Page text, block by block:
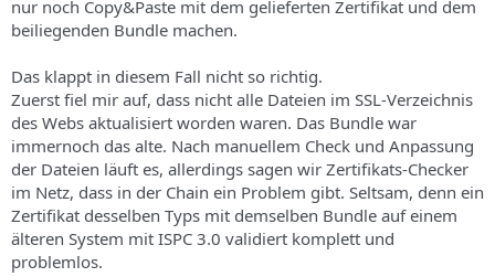
nur noch Copy&Paste mit dem gelieferten Zertifikat und dem
beiliegenden Bundle machen.
Das klappt in diesem Fall nicht so richtig.
Zuerst fiel mir auf, dass nicht alle Dateien im SSL-Verzeichnis
des Webs aktualisiert worden waren. Das Bundle war
immernoch das alte. Nach manuellem Check und Anpassung
der Dateien läuft es, allerdings sagen wir Zertifikats-Checker
im Netz, dass in der Chain ein Problem gibt. Seltsam, denn ein
Zertifikat desselben Typs mit demselben Bundle auf einem
älteren System mit ISPC 3.0 validiert komplett und
problemlos.